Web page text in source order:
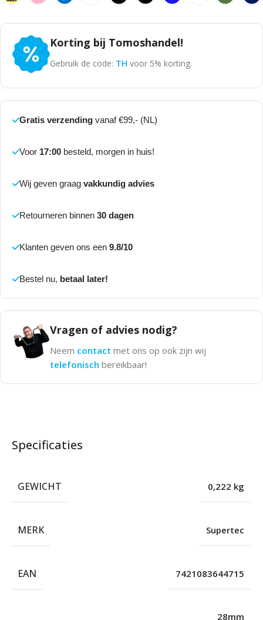
Korting bij Tomoshandel!
Gebruik de code: TH voor 5% korting.
Gratis verzending vanaf €99,- (NL)
Voor 17:00 besteld, morgen in huis!
Wij geven graag vakkundig advies
Retourneren binnen 30 dagen
Klanten geven ons een 9.8/10
Bestel nu, betaal later!
Vragen of advies nodig?
Neem contact met ons op ook zijn wij
telefonisch bereikbaar!
Specificaties
GEWICHT 0,222 kg
MERK Supertec
EAN 7421083644715
28mm